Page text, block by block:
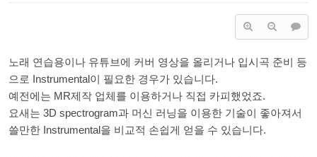
노래 연습용이나 유튜브에 커버 영상을 올리거나 입시곡 준비 등
으로 Instrumental이 필요한 경우가 있습니다.
예전에는 MR제작 업체를 이용하거나 직접 카피했었죠.
요새는 3D spectrogram과 머신 러닝을 이용한 기술이 좋아져서
쓸만한 Instrumental을 비교적 손쉽게 얻을 수 있습니다.